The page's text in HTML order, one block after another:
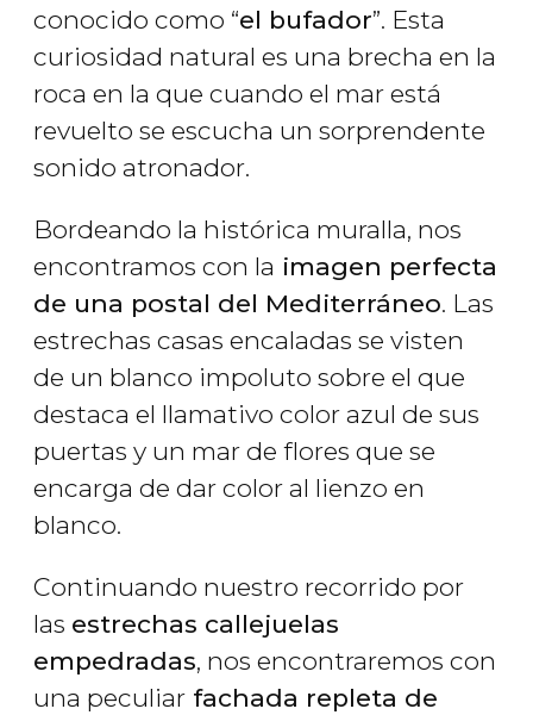
conocido como “el bufador”. Esta
curiosidad natural es una brecha en la
roca en la que cuando el mar está
revuelto se escucha un sorprendente
sonido atronador.
Bordeando la histórica muralla, nos
encontramos con la imagen perfecta
de una postal del Mediterráneo. Las
estrechas casas encaladas se visten
de un blanco impoluto sobre el que
destaca el llamativo color azul de sus
puertas y un mar de flores que se
encarga de dar color al lienzo en
blanco.
Continuando nuestro recorrido por
las estrechas callejuelas
empedradas, nos encontraremos con
una peculiar fachada repleta de